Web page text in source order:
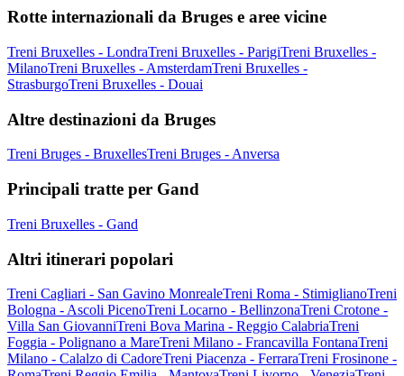
Rotte internazionali da Bruges e aree vicine
Treni Bruxelles - LondraTreni Bruxelles - ParigiTreni Bruxelles -
MilanoTreni Bruxelles - AmsterdamTreni Bruxelles -
StrasburgoTreni Bruxelles - Douai
Altre destinazioni da Bruges
Treni Bruges - BruxellesTreni Bruges - Anversa
Principali tratte per Gand
Treni Bruxelles - Gand
Altri itinerari popolari
Treni Cagliari - San Gavino MonrealeTreni Roma - StimiglianoTreni
Bologna - Ascoli PicenoTreni Locarno - BellinzonaTreni Crotone -
Villa San GiovanniTreni Bova Marina - Reggio CalabriaTreni
Foggia - Polignano a MareTreni Milano - Francavilla FontanaTreni
Milano - Calalzo di CadoreTreni Piacenza - FerraraTreni Frosinone -